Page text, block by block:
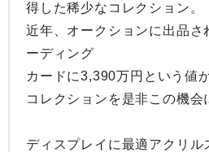
得した稀少なコレクション。
近年、オークションに出品さ
ーディング
カードに3,390万円という値
コレクションを是非この機会
ディスプレイに最適アクリル